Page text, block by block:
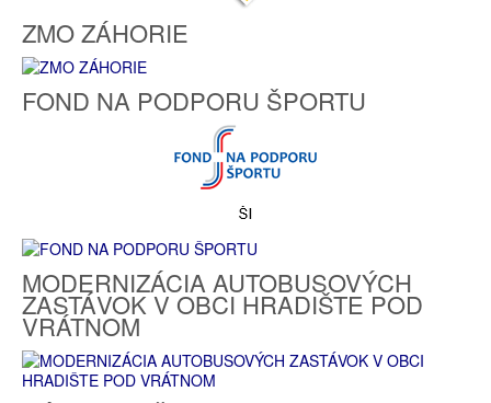
ZMO ZÁHORIE
FOND NA PODPORU ŠPORTU
MODERNIZÁCIA AUTOBUSOVÝCH
ZASTÁVOK V OBCI HRADIŠTE POD
VRÁTNOM